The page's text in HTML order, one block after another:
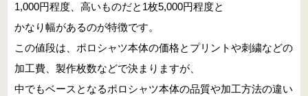
1,000円程度、高いものだと1枚5,000円程度と
かなり幅があるのが特徴です。
この値段は、ポロシャツ本体の価格とプリントや刺繍などの
加工費、製作枚数などで決まりますが、
中でもベースとなるポロシャツ本体の品質や加工方法の違い